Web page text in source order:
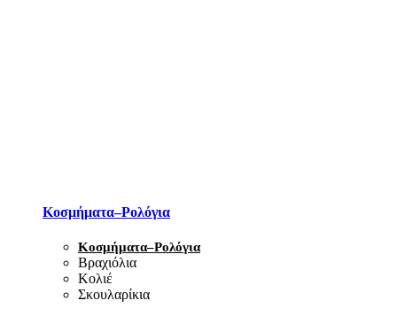
Κοσμήματα–Ρολόγια
Κοσμήματα–Ρολόγια
Βραχιόλια
Κολιέ
Σκουλαρίκια